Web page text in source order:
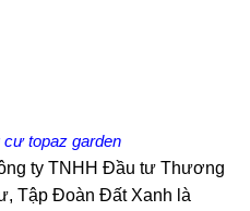
cư topaz garden
ty TNHH Đầu tư Thương
Tập Đoàn Đất Xanh là